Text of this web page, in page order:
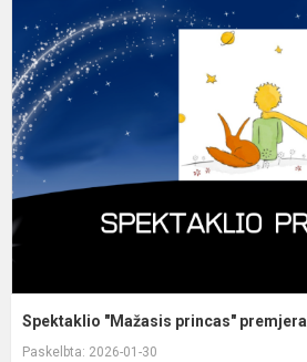
Spektaklio "Mažasis princas" premjera
Paskelbta: 2026-01-30